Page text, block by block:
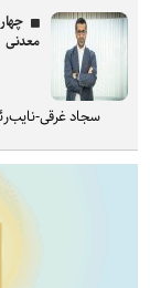
معدنی
سجاد غرقی-